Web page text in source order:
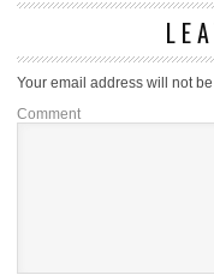
Your email address will not be
Comment